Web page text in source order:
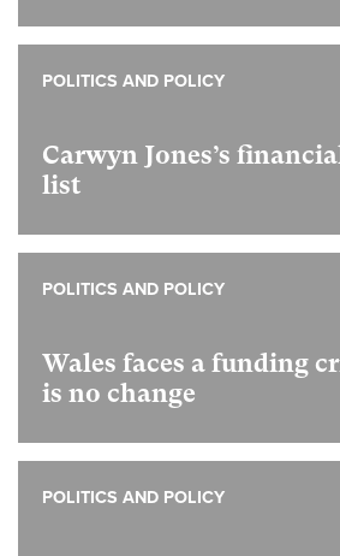
Carwyn Jones’s
list
POLITICS AND POLICY
Wales faces a funding
is no change
POLITICS AND POLICY
POLITICS AND POLICY